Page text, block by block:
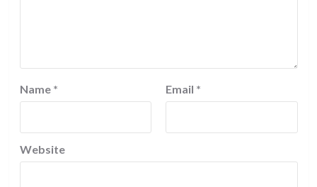
Name * Email *
Website